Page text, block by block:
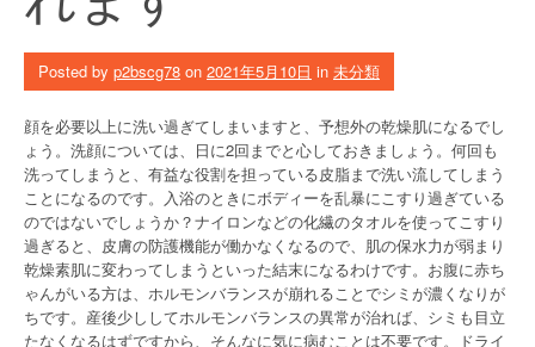
Posted by p2bscg78 on 2021年5月10日 in 未分類
顔を必要以上に洗い過ぎてしまいますと、予想外の乾燥肌になるでし
ょう。洗顔については、日に2回までと心しておきましょう。何回も
洗ってしまうと、有益な役割を担っている皮脂まで洗い流してしまう
ことになるのです。入浴のときにボディーを乱暴にこすり過ぎている
のではないでしょうか？ナイロンなどの化繊のタオルを使ってこすり
過ぎると、皮膚の防護機能が働かなくなるので、肌の保水力が弱まり
乾燥素肌に変わってしまうといった結末になるわけです。お腹に赤ち
ゃんがいる方は、ホルモンバランスが崩れることでシミが濃くなりが
ちです。産後少ししてホルモンバランスの異常が治れば、シミも目立
たなくなるはずですから、そんなに気に病むことは不要です。ドライ